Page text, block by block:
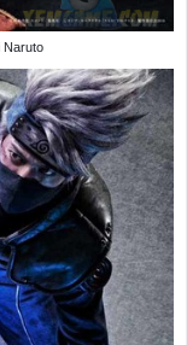
Naruto